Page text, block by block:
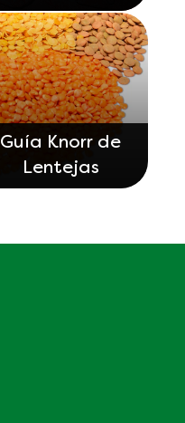
Guía Knorr de
Lentejas